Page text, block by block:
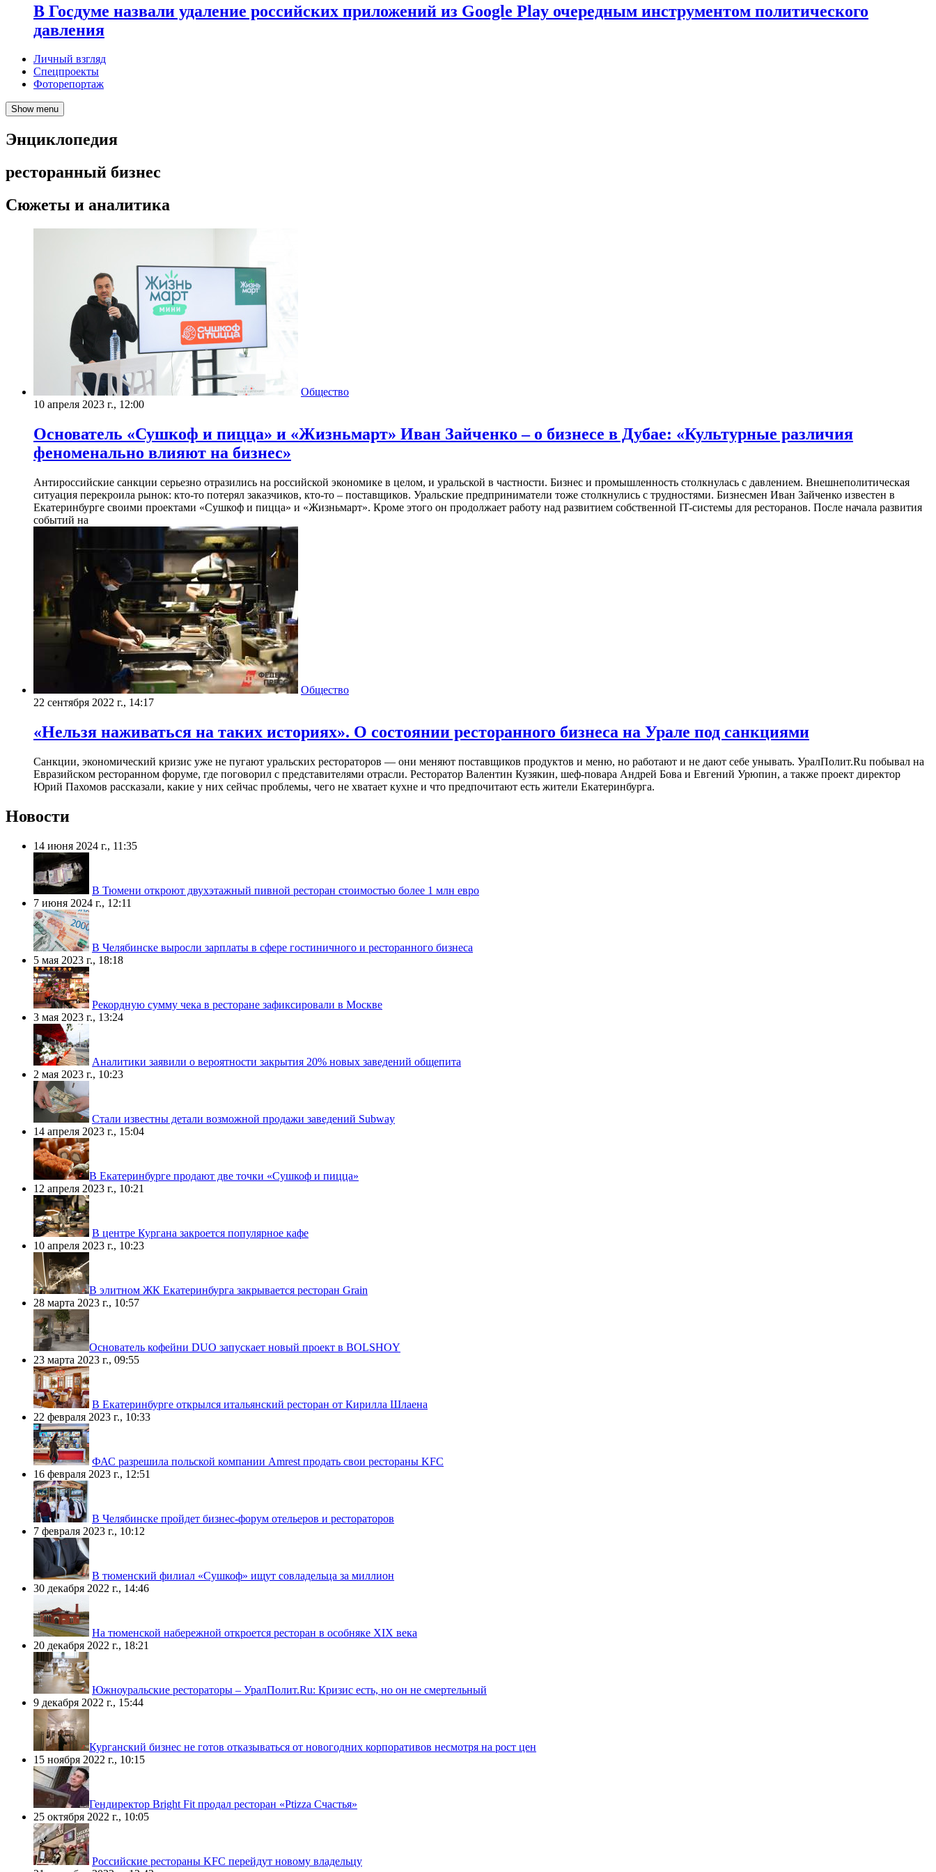
В Госдуме назвали удаление российских приложений из Google Play очередным инструментом политического
давления
Личный взгляд
Спецпроекты
Фоторепортаж
Show menu
Энциклопедия
ресторанный бизнес
Сюжеты и аналитика
Общество
10 апреля 2023 г., 12:00
​Основатель «Сушкоф и пицца» и «Жизньмарт» Иван Зайченко – о бизнесе в Дубае: «Культурные различия
феноменально влияют на бизнес»
Антироссийские санкции серьезно отразились на российской экономике в целом, и уральской в частности. Бизнес и промышленность столкнулась с давлением. Внешнеполитическая
ситуация перекроила рынок: кто-то потерял заказчиков, кто-то – поставщиков. Уральские предприниматели тоже столкнулись с трудностями. Бизнесмен Иван Зайченко известен в
Екатеринбурге своими проектами «Сушкоф и пицца» и «Жизньмарт». Кроме этого он продолжает работу над развитием собственной IT-системы для ресторанов. После начала развития
событий на
Общество
22 сентября 2022 г., 14:17
«Нельзя наживаться на таких историях». О состоянии ресторанного бизнеса на Урале под санкциями
Санкции, экономический кризис уже не пугают уральских рестораторов — они меняют поставщиков продуктов и меню, но работают и не дают себе унывать. УралПолит.Ru побывал на
Евразийском ресторанном форуме, где поговорил с представителями отрасли. Ресторатор Валентин Кузякин, шеф-повара Андрей Бова и Евгений Урюпин, а также проект директор
Юрий Пахомов рассказали, какие у них сейчас проблемы, чего не хватает кухне и что предпочитают есть жители Екатеринбурга.
Новости
14 июня 2024 г., 11:35
В Тюмени откроют двухэтажный пивной ресторан стоимостью более 1 млн евро
7 июня 2024 г., 12:11
В Челябинске выросли зарплаты в сфере гостиничного и ресторанного бизнеса
5 мая 2023 г., 18:18
Рекордную сумму чека в ресторане зафиксировали в Москве
3 мая 2023 г., 13:24
Аналитики заявили о вероятности закрытия 20% новых заведений общепита
2 мая 2023 г., 10:23
Стали известны детали возможной продажи заведений Subway
14 апреля 2023 г., 15:04
​В Екатеринбурге продают две точки «Сушкоф и пицца»
12 апреля 2023 г., 10:21
В центре Кургана закроется популярное кафе
10 апреля 2023 г., 10:23
​В элитном ЖК Екатеринбурга закрывается ресторан Grain
28 марта 2023 г., 10:57
​Основатель кофейни DUO запускает новый проект в BOLSHOY
23 марта 2023 г., 09:55
В Екатеринбурге открылся итальянский ресторан от Кирилла Шлаена
22 февраля 2023 г., 10:33
ФАС разрешила польской компании Amrest продать свои рестораны KFC
16 февраля 2023 г., 12:51
В Челябинске пройдет бизнес-форум отельеров и рестораторов
7 февраля 2023 г., 10:12
В тюменский филиал «Сушкоф» ищут совладельца за миллион
30 декабря 2022 г., 14:46
На тюменской набережной откроется ресторан в особняке XIX века
20 декабря 2022 г., 18:21
Южноуральские рестораторы – УралПолит.Ru: Кризис есть, но он не смертельный
9 декабря 2022 г., 15:44
​Курганский бизнес не готов отказываться от новогодних корпоративов несмотря на рост цен
15 ноября 2022 г., 10:15
​Гендиректор Bright Fit продал ресторан «Ptizza Счастья»
25 октября 2022 г., 10:05
Российские рестораны KFC перейдут новому владельцу